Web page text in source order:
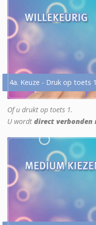
4a. Keuze - Druk op toets
Of u drukt op toets 1.
U wordt direct verbonden